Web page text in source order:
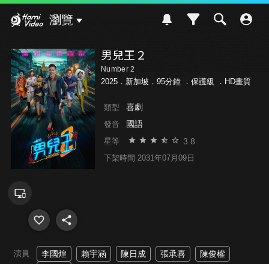
瀏覽
男兒王２
Number 2
2025．新加坡．95分鐘 ． 保護級 ．HD畫質
類型 喜劇
發音 國語
星等 3.8
下架時間 2031年07月09日
演員 李國煌 賴宇涵 陳日成 張承喜
陳俊權